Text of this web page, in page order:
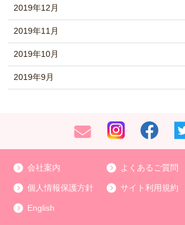
2019年12月
2019年11月
2019年10月
2019年9月
会社案内 よくあるご質問
個人情報保護方針 サイト利用規約
English